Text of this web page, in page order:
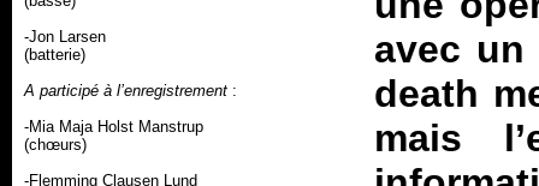
-Jon Larsen
(batterie)
A participé à l’enregistrement :
-Mia Maja Holst Manstrup
(chœurs)
-Flemming Clausen Lund
avec un
death
mais